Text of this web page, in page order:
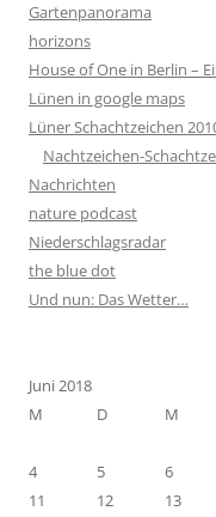
Gartenpanorama
horizons
House of One in Berlin –
Lünen in google maps
Lüner Schachtzeichen
Nachtzeichen-
Nachrichten
nature podcast
Niederschlagsradar
the blue dot
Und nun: Das Wetter…
Juni 2018
M
D M
4
5 6
11
12 13